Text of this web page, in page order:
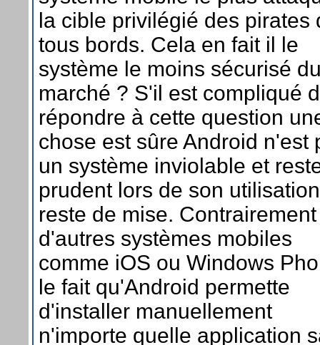
la cible privilégié des pirates
tous bords. Cela en fait il le
système le moins sécurisé
marché ? S'il est compliqué
répondre à cette question
chose est sûre Android n'est
un système inviolable et
prudent lors de son utilisation
reste de mise.
d'autres systèmes mobiles
comme iOS ou Windows
le fait qu'Android permette
d'installer manuellement
n'importe quelle application